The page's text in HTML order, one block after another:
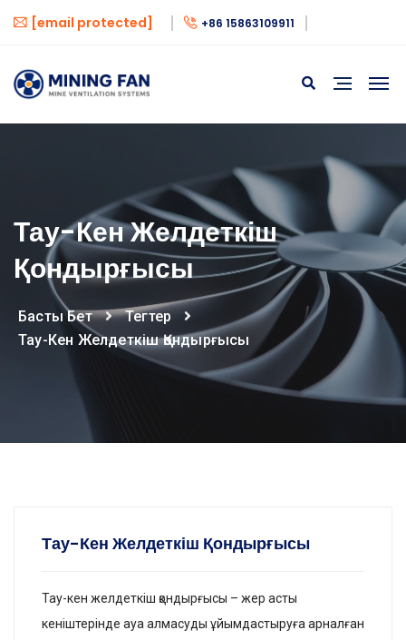
[email protected] +86 15863109911
Тау-Кен Желдеткіш
Қондырғысы
Басты Бет
Тегтер
Тау-Кен Желдеткіш Қондырғысы
Тау-Кен Желдеткіш Қондырғысы
Тау-кен желдеткіш қондырғысы – жер асты
кеніштерінде ауа алмасуды ұйымдастыруға арналған